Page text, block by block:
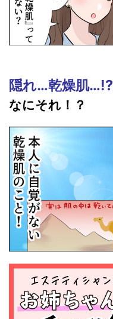
隠れ…乾燥肌…!?
なにそれ！？